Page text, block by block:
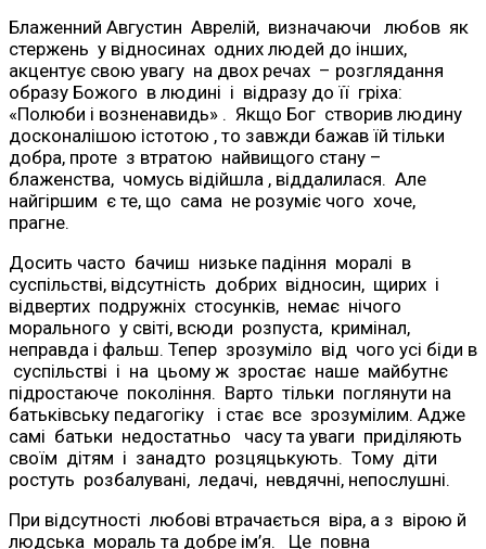
Блаженний Августин Аврелій, визначаючи любов як
стержень у відносинах одних людей до інших,
акцентує свою увагу на двох речах – розглядання
образу Божого в людині і відразу до її гріха:
«Полюби і возненавидь» . Якщо Бог створив людину
досконалішою істотою , то завжди бажав їй тільки
добра, проте з втратою найвищого стану –
блаженства, чомусь відійшла , віддалилася. Але
найгіршим є те, що сама не розуміє чого хоче,
прагне.
Досить часто бачиш низьке падіння моралі в
суспільстві, відсутність добрих відносин, щирих і
відвертих подружніх стосунків, немає нічого
морального у світі, всюди розпуста, кримінал,
неправда і фальш. Тепер зрозуміло від чого усі біди в
суспільстві і на цьому ж зростає наше майбутнє
підростаюче покоління. Варто тільки поглянути на
батьківську педагогіку і стає все зрозумілим. Адже
самі батьки недостатньо часу та уваги приділяють
своїм дітям і занадто розцяцькують. Тому діти
ростуть розбалувані, ледачі, невдячні, непослушні.
При відсутності любові втрачається віра, а з вірою й
людська мораль та добре ім’я. Це повна